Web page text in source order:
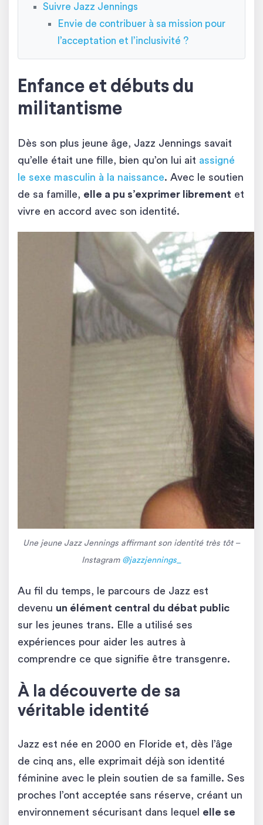
Suivre Jazz Jennings
Envie de contribuer à sa mission pour
l’acceptation et l’inclusivité ?
Enfance et débuts du
militantisme
Dès son plus jeune âge, Jazz Jennings savait
qu’elle était une fille, bien qu’on lui ait assigné
le sexe masculin à la naissance. Avec le soutien
de sa famille, elle a pu s’exprimer librement et
vivre en accord avec son identité.
Une jeune Jazz Jennings affirmant son identité très tôt–
Instagram @jazzjennings_
Au fil du temps, le parcours de Jazz est
devenu un élément central du débat public
sur les jeunes trans. Elle a utilisé ses
expériences pour aider les autres à
comprendre ce que signifie être transgenre.
À la découverte de sa
véritable identité
Jazz est née en 2000 en Floride et, dès l’âge
de cinq ans, elle exprimait déjà son identité
féminine avec le plein soutien de sa famille. Ses
proches l’ont acceptée sans réserve, créant un
environnement sécurisant dans lequel elle se